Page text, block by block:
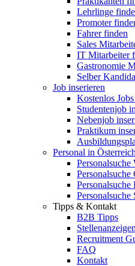
Lehrlinge
Promoter
Fahrer finden
Sales
IT Mitarbeiter
Gastronomie
Selber
Job inserieren
Kostenlos
Studentenjob
Nebenjob
Praktikum
Personal in Österreich
Personalsuche
Personalsuche
Personalsuche
Personalsuche
Tipps & Kontakt
B2B Tipps
Recruitment
FAQ
Kontakt